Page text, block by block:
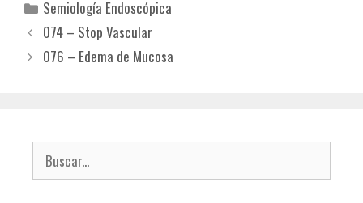
Categorías
Semiología Endoscópica
074 – Stop Vascular
076 – Edema de Mucosa
Buscar: